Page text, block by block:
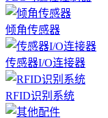
倾角传感器
传感器I/O连接器
RFID识别系统